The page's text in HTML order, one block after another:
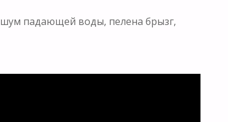
падающей воды, пелена брызг,